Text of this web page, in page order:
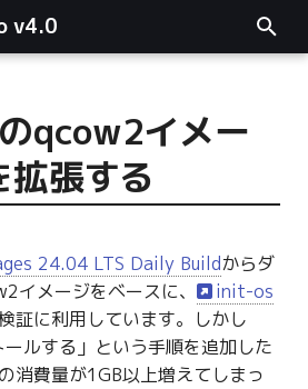
v4.0
qcow2イメー
拡張する
24.04 LTS Daily Buildからダ
イメージをベースに、
init-os
証に利用しています。しかし
ルする」という手順を追加した
消費量が1GB以上増えてしまっ